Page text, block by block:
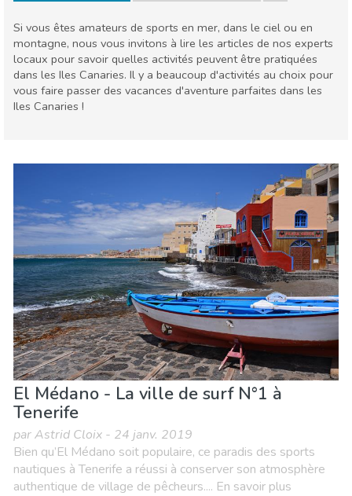
Si vous êtes amateurs de sports en mer, dans le ciel ou en
montagne, nous vous invitons à lire les articles de nos experts
locaux pour savoir quelles activités peuvent être pratiquées
dans les Iles Canaries. Il y a beaucoup d'activités au choix pour
vous faire passer des vacances d'aventure parfaites dans les
Iles Canaries !
Événements locaux
Musée & Art
Nature & extérieur
Où séjourner
Plages
Sports & aventure
Vie nocturne & Bars
El Médano - La ville de surf N°1 à
Tenerife
par Astrid Cloix - 24 janv. 2019
Bien qu’El Médano soit populaire, ce paradis des sports
nautiques à Tenerife a réussi à conserver son atmosphère
authentique de village de pêcheurs.... En savoir plus